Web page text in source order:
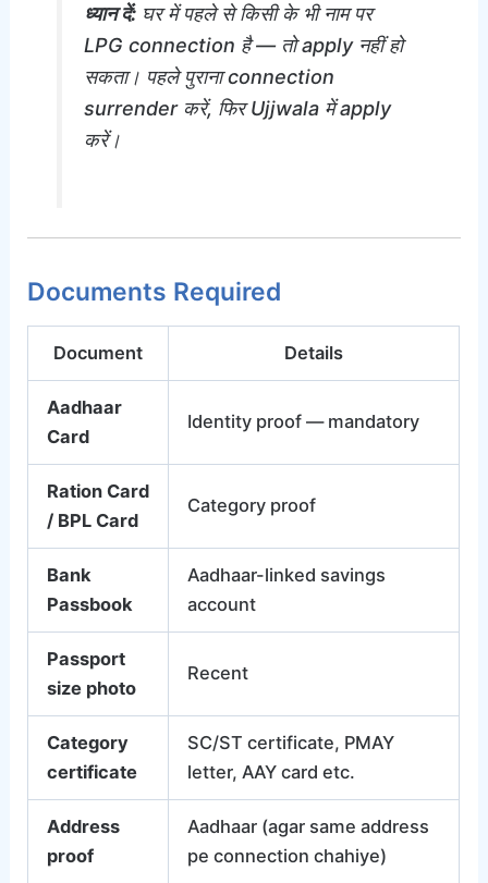
ध्यान दें: घर में पहले से किसी के भी नाम पर
LPG connection है — तो apply नहीं हो
सकता। पहले पुराना connection
surrender करें, फिर Ujjwala में apply
करें।
Documents Required
Document Details
Aadhaar
Card
Identity proof — mandatory
Ration Card
/ BPL Card
Category proof
Bank
Passbook
Aadhaar-linked savings
account
Passport
size photo
Recent
Category
certificate
SC/ST certificate, PMAY
letter, AAY card etc.
Address
proof
Aadhaar (agar same address
pe connection chahiye)